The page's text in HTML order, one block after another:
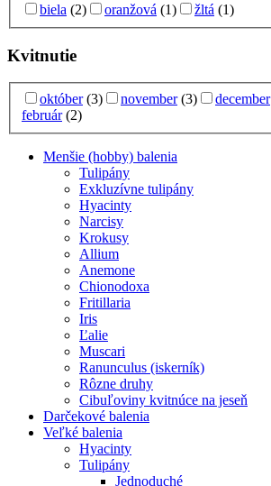
biela (2) oranžová (1) žltá (1)
Kvitnutie
október (3) november (3) december
február (2)
Menšie (hobby) balenia
Tulipány
Exkluzívne tulipány
Hyacinty
Narcisy
Krokusy
Allium
Anemone
Chionodoxa
Fritillaria
Iris
Ľalie
Muscari
Ranunculus (iskerník)
Rôzne druhy
Cibuľoviny kvitnúce na jeseň
Darčekové balenia
Veľké balenia
Hyacinty
Tulipány
Jednoduché